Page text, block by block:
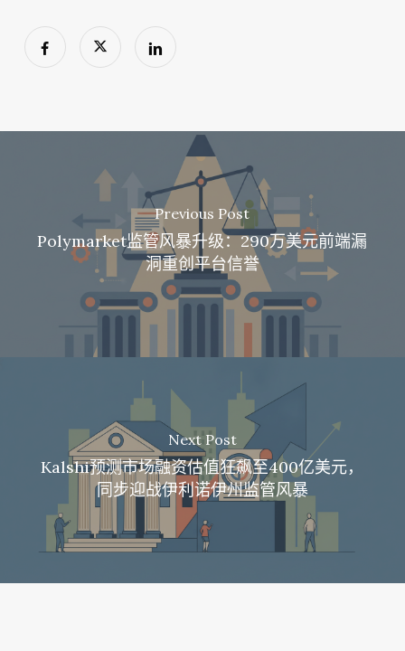
Previous Post
Polymarket监管风暴升级：290万美元前端漏
洞重创平台信誉
Next Post
Kalshi预测市场融资估值狂飙至400亿美元，
同步迎战伊利诺伊州监管风暴